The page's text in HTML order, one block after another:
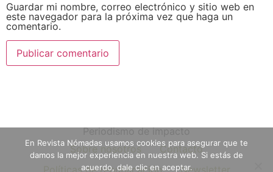
Guardar mi nombre, correo electrónico y sitio web en
este navegador para la próxima vez que haga un
comentario.
Periodismo de impacto
Sobre nosotros
Contacto
En Revista Nómadas usamos cookies para asegurar que te
damos la mejor experiencia en nuestra web. Si estás de
acuerdo, dale clic en aceptar.